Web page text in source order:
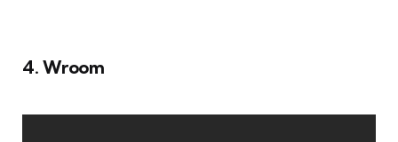
4. Wroom